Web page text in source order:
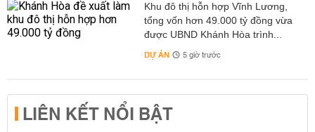
Khu đô thị hỗn hợp Vĩnh Lương,
tổng vốn hơn 49.000 tỷ đồng vừa
được UBND Khánh Hòa trình...
DỰ ÁN 5 giờ trước
LIÊN KẾT NỔI BẬT